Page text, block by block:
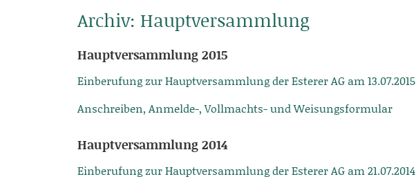
Archiv: Hauptversammlung
Hauptversammlung 2015
Einberufung zur Hauptversammlung der Esterer AG am 13.07.2015
Anschreiben, Anmelde-, Vollmachts- und Weisungsformular
Hauptversammlung 2014
Einberufung zur Hauptversammlung der Esterer AG am 21.07.2014